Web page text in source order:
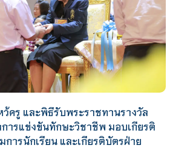
ครู และพิธีรับพระราชทานรางวัล
การแข่งขันทักษะวิชาชีพ มอบเกียรติ
ารนักเรียน และเกียรติบัตรฝ่าย